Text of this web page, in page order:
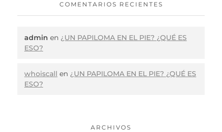
COMENTARIOS RECIENTES
admin en ¿UN PAPILOMA EN EL PIE? ¿QUÉ ES
ESO?
whoiscall en ¿UN PAPILOMA EN EL PIE? ¿QUÉ ES
ESO?
ARCHIVOS